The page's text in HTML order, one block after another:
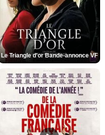
Le Triangle d'or Bande-annonce VF